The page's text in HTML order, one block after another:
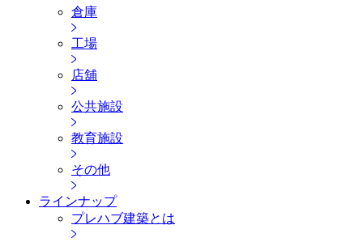
倉庫
工場
店舖
公共施設
教育施設
その他
ラインナップ
プレハブ建築とは